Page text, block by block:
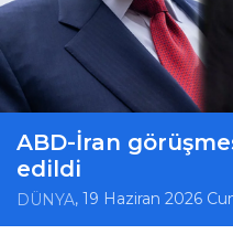
ABD-İran
edildi
DÜNYA, 19 Haziran 2026